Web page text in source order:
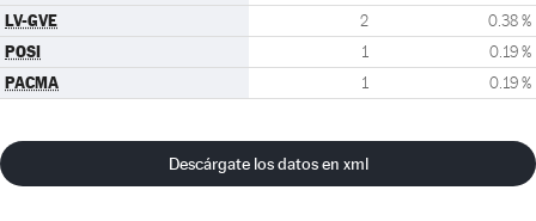
LV-GVE 2 0.38 %
POSI 1 0.19 %
PACMA 1 0.19 %
Descárgate los datos en xml